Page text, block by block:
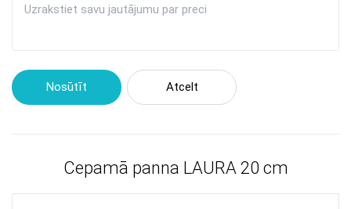
Nosūtīt Atcelt
Cepamā panna LAURA 20 сm